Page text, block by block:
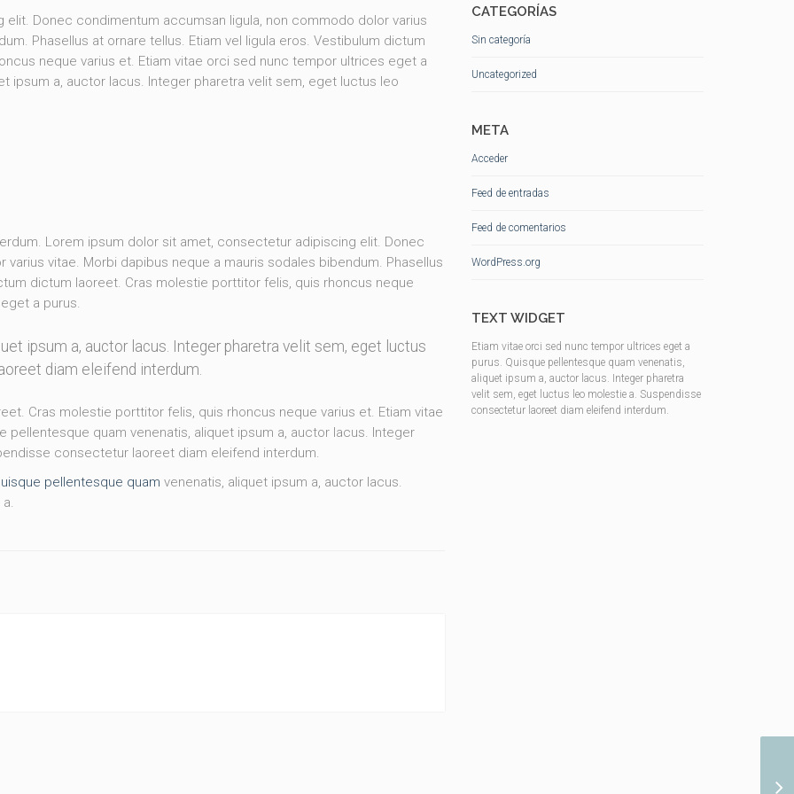
Donec condimentum accumsan ligula, non commodo dolor varius
Phasellus at ornare tellus. Etiam vel ligula eros. Vestibulum dictum
neque varius et. Etiam vitae orci sed nunc tempor ultrices eget a
ipsum a, auctor lacus. Integer pharetra velit sem, eget luctus leo
Lorem ipsum dolor sit amet, consectetur adipiscing elit. Donec
vitae. Morbi dapibus neque a mauris sodales bibendum. Phasellus
dictum laoreet. Cras molestie porttitor felis, quis rhoncus neque
a purus.
ipsum a, auctor lacus. Integer pharetra velit sem, eget luctus
diam eleifend interdum.
Cras molestie porttitor felis, quis rhoncus neque varius et. Etiam vitae
pellentesque quam venenatis, aliquet ipsum a, auctor lacus. Integer
consectetur laoreet diam eleifend interdum.
pellentesque quam venenatis, aliquet ipsum a, auctor lacus.
CATEGORÍAS
Sin categoría
Uncategorized
META
Acceder
Feed de entradas
Feed de comentarios
WordPress.org
TEXT WIDGET
Etiam vitae orci sed nunc tempor ultrices eget a
purus. Quisque pellentesque quam venenatis,
aliquet ipsum a, auctor lacus. Integer pharetra
velit sem, eget luctus leo molestie a. Suspendisse
consectetur laoreet diam eleifend interdum.